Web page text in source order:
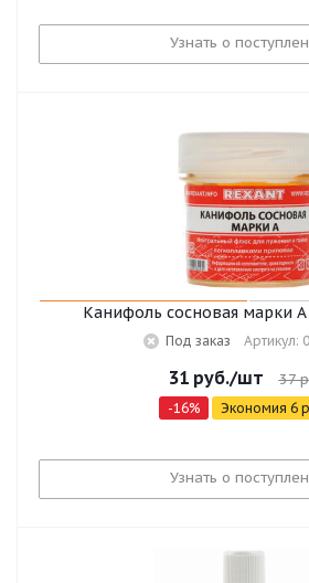
Узнать о
Под заказ Артикул:
31руб./шт 37
-16% Экономия 6
Узнать о